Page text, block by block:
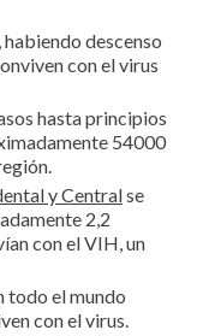
descenso
con el virus
hasta principios
54000
y Centralse
2,2
con el VIH, un
todo el mundo
con el virus.